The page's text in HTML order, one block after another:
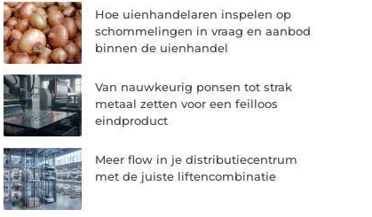
Hoe uienhandelaren inspelen op
schommelingen in vraag en aanbod
binnen de uienhandel
Van nauwkeurig ponsen tot strak
metaal zetten voor een feilloos
eindproduct
Meer flow in je distributiecentrum
met de juiste liftencombinatie